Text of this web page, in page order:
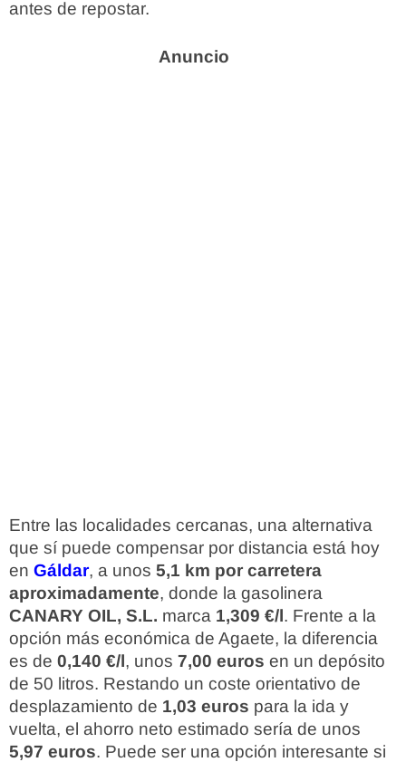
antes de repostar.
Entre las localidades cercanas, una alternativa
que sí puede compensar por distancia está hoy
en Gáldar, a unos 5,1 km por carretera
aproximadamente, donde la gasolinera
CANARY OIL, S.L. marca 1,309 €/l. Frente a la
opción más económica de Agaete, la diferencia
es de 0,140 €/l, unos 7,00 euros en un depósito
de 50 litros. Restando un coste orientativo de
desplazamiento de 1,03 euros para la ida y
vuelta, el ahorro neto estimado sería de unos
5,97 euros. Puede ser una opción interesante si